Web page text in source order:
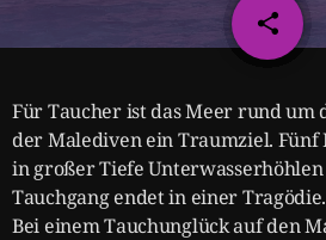
share
email
Für Taucher ist das Meer rund um
der Malediven ein Traumziel.
in großer Tiefe
Tauchgang endet in einer Tragödie.
Bei einem Tauchunglück auf den